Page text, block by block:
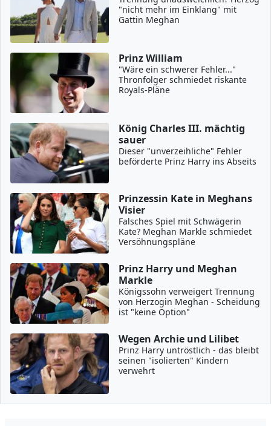
"nicht mehr im Einklang" mit
Gattin Meghan
Prinz William
"Wäre ein schwerer Fehler..."
Thronfolger schmiedet riskante
Royals-Pläne
König Charles III. mächtig
sauer
Dieser "unverzeihliche" Fehler
beförderte Prinz Harry ins Abseits
Prinzessin Kate in Meghans
Visier
Falsches Spiel mit Schwägerin
Kate? Meghan Markle schmiedet
Versöhnungspläne
Prinz Harry und Meghan
Markle
Königssohn verweigert Trennung
von Herzogin Meghan - Scheidung
ist "keine Option"
Wegen Archie und Lilibet
Prinz Harry untröstlich - das bleibt
seinen "isolierten" Kindern
verwehrt